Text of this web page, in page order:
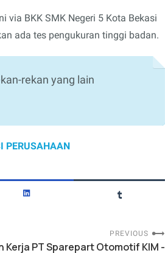
via BKK SMK Negeri 5 Kota Bekasi
ada tes pengukuran tinggi badan.
rekan yang lain
PERUSAHAAN
PREVIOUS
Kerja PT Sparepart Otomotif KIM -